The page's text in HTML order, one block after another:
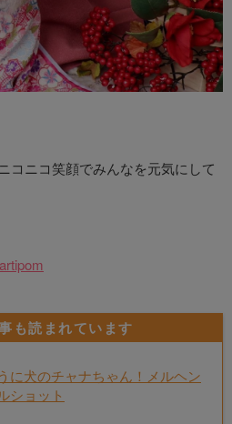
コニコ笑顔でみんなを元気にして
も読まれています
に犬のチャナちゃん！メルヘン
ショット